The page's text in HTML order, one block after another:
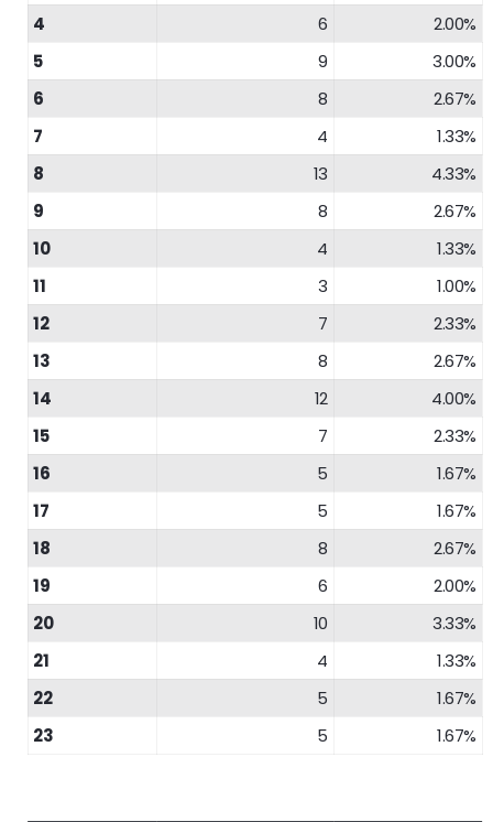
4
6
2.00%
5
9
3.00%
6
8
2.67%
7
4
1.33%
8
13
4.33%
9
8
2.67%
10
4
1.33%
11
3
1.00%
12
7
2.33%
13
8
2.67%
14
12
4.00%
15
7
2.33%
16
5
1.67%
17
5
1.67%
18
8
2.67%
19
6
2.00%
20
10
3.33%
21
4
1.33%
22
5
1.67%
23
5 1.67%